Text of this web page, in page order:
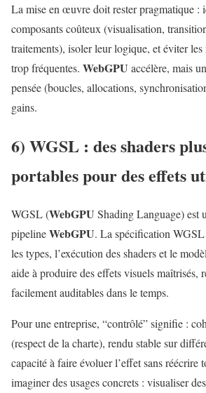
La mise en œuvre doit rester pragmatique :
composants coûteux (visualisation,
traitements), isoler leur logique, et éviter
trop fréquentes. WebGPU accélère, mais
pensée (boucles, allocations,
gains.
6) WGSL : des shaders
portables pour des effets
WGSL (WebGPU Shading Language) est
pipelineWebGPU. La spécification
les types, l’exécution des shaders et le
aide à produire des effets visuels maîtrisés,
facilement auditables dans le temps.
Pour une entreprise, “contrôlé” signifie :
(respect de la charte), rendu stable sur
capacité à faire évoluer l’effet sans réécrire
imaginer des usages concrets : visualiser